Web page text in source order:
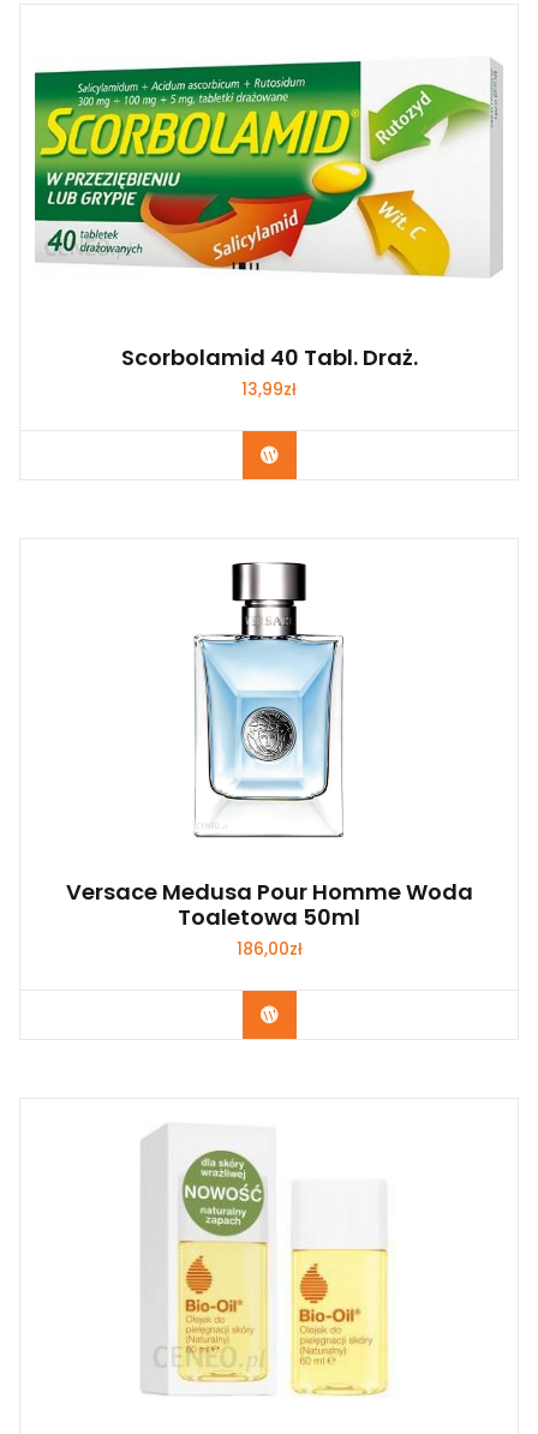
Scorbolamid 40 Tabl. Draż.
13,99zł
Zobacz
Versace Medusa Pour Homme Woda
Toaletowa 50ml
186,00zł
Zobacz